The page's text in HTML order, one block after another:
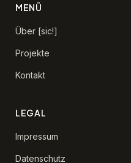
MENÜ
Über [sic!]
Projekte
Kontakt
LEGAL
Impressum
Datenschutz